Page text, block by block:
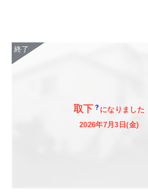
取下
になりました
2026年7月3日(金)